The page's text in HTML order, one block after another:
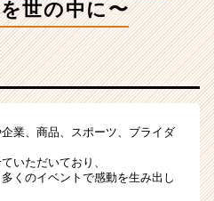
世の中に〜
業、商品、スポーツ、ブライダ
いただいており、
くのイベントで感動を生み出し